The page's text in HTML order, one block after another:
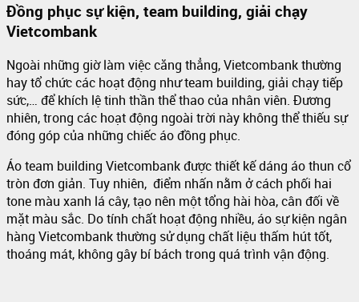
Đồng phục sự kiện, team building, giải chạy
Vietcombank
Ngoài những giờ làm việc căng thẳng, Vietcombank thường
hay tổ chức các hoạt động như team building, giải chạy tiếp
sức,… để khích lệ tinh thần thể thao của nhân viên. Đương
nhiên, trong các hoạt động ngoài trời này không thể thiếu sự
đóng góp của những chiếc áo đồng phục.
Áo team building Vietcombank được thiết kế dáng áo thun cổ
tròn đơn giản. Tuy nhiên, điểm nhấn nằm ở cách phối hai
tone màu xanh lá cây, tạo nên một tổng hài hòa, cân đối về
mặt màu sắc. Do tính chất hoạt động nhiều, áo sự kiện ngân
hàng Vietcombank thường sử dụng chất liệu thấm hút tốt,
thoáng mát, không gây bí bách trong quá trình vận động.